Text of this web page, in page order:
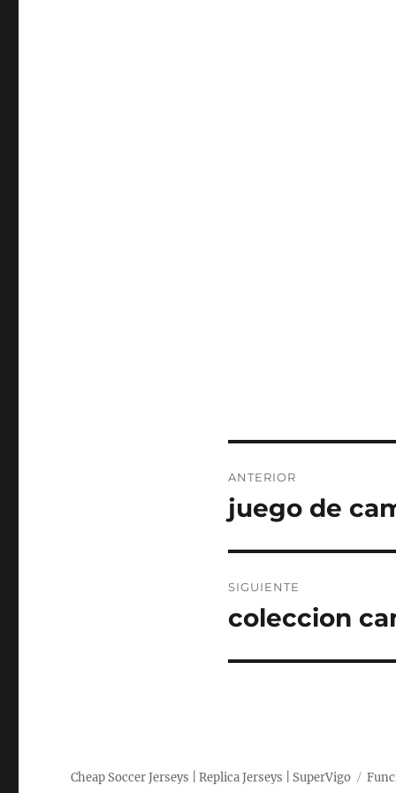
de
ANTERIOR
Entrada
juego de
SIGUIENTE
Entrada
coleccion
Cheap Soccer Jerseys | Replica Jerseys | SuperVigo